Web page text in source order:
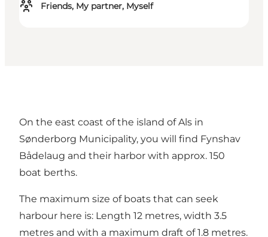
Friends, My partner, Myself
On the east coast of the island of Als in
Sønderborg Municipality, you will find Fynshav
Bådelaug and their harbor with approx. 150
boat berths.
The maximum size of boats that can seek
harbour here is: Length 12 metres, width 3.5
metres and with a maximum draft of 1.8 metres.